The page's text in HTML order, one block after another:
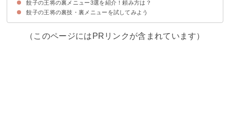
①あんだく・あん抜きにする
②大盛りは+130円（税抜）で可能
③トッピング増し・抜き
④味の濃さを調整する
⑤お茶
⑥ギガントメニュー
⑦よく揚げが注文できる
⑧マジックパウダーが貰える
⑨マジックパウダーで炒飯を作ってもらえる
⑩天津飯のあんの味の変更ができる
餃子の王将の裏メニュー3選を紹介！頼み方は？
①天津飯あん抜き＋麻婆豆腐辛さ控えめ
②キムチラーメン大盛りチャーシュー抜き＋餃子よく焼き
③天津飯あんだく＋餃子両面焼き
餃子の王将の裏技・裏メニューを試してみよう
（このページにはPRリンクが含まれています）